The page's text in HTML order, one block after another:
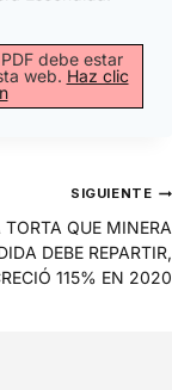
debe estar
web. Haz clic
SIGUIENTE
TORTA QUE MINERA
DEBE REPARTIR,
115% EN 2020